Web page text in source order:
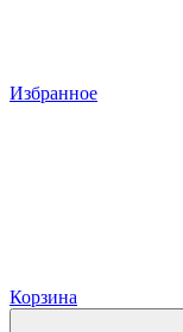
Избранное
Корзина